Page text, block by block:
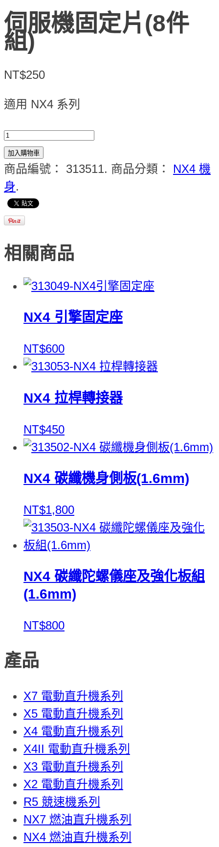
伺服機固定片(8件
組)
NT$250
適用 NX4 系列
加入購物車
商品編號： 313511. 商品分類： NX4 機
身.
相關商品
NX4 引擎固定座
NT$600
NX4 拉桿轉接器
NT$450
NX4 碳纖機身側板(1.6mm)
NT$1,800
NX4 碳纖陀螺儀座及強化板組
(1.6mm)
NT$800
產品
X7 電動直升機系列
X5 電動直升機系列
X4 電動直升機系列
X4II 電動直升機系列
X3 電動直升機系列
X2 電動直升機系列
R5 競速機系列
NX7 燃油直升機系列
NX4 燃油直升機系列